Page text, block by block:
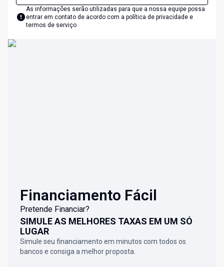
As informações serão utilizadas para que a nossa equipe possa
entrar em contato de acordo com a política de privacidade e
termos de serviço
Financiamento Fácil
Pretende Financiar?
SIMULE AS MELHORES TAXAS EM UM SÓ
LUGAR
Simule seu financiamento em minutos com todos os
bancos e consiga a melhor proposta.